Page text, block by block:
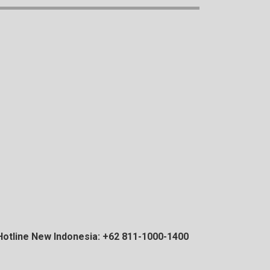
New Indonesia: +62 811-1000-1400